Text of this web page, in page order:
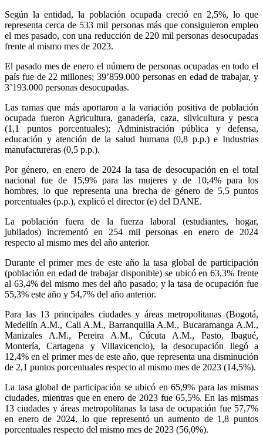
Según la entidad, la población ocupada creció en 2,5%, lo que
representa cerca de 533 mil personas más que consiguieron empleo
el mes pasado, con una reducción de 220 mil personas desocupadas
frente al mismo mes de 2023.
El pasado mes de enero el número de personas ocupadas en todo el
país fue de 22 millones; 39’859.000 personas en edad de trabajar, y
3’193.000 personas desocupadas.
Las ramas que más aportaron a la variación positiva de población
ocupada fueron Agricultura, ganadería, caza, silvicultura y pesca
(1,1 puntos porcentuales); Administración pública y defensa,
educación y atención de la salud humana (0,8 p.p.) e Industrias
manufactureras (0,5 p.p.).
Por género, en enero de 2024 la tasa de desocupación en el total
nacional fue de 15,9% para las mujeres y de 10,4% para los
hombres, lo que representa una brecha de género de 5,5 puntos
porcentuales (p.p.), explicó el director (e) del DANE.
La población fuera de la fuerza laboral (estudiantes, hogar,
jubilados) incrementó en 254 mil personas en enero de 2024
respecto al mismo mes del año anterior.
Durante el primer mes de este año la tasa global de participación
(población en edad de trabajar disponible) se ubicó en 63,3% frente
al 63,4% del mismo mes del año pasado; y la tasa de ocupación fue
55,3% este año y 54,7% del año anterior.
Para las 13 principales ciudades y áreas metropolitanas (Bogotá,
Medellín A.M., Cali A.M., Barranquilla A.M., Bucaramanga A.M.,
Manizales A.M., Pereira A.M., Cúcuta A.M., Pasto, Ibagué,
Montería, Cartagena y Villavicencio), la desocupación llegó a
12,4% en el primer mes de este año, que representa una disminución
de 2,1 puntos porcentuales respecto al mismo mes de 2023 (14,5%).
La tasa global de participación se ubicó en 65,9% para las mismas
ciudades, mientras que en enero de 2023 fue 65,5%. En las mismas
13 ciudades y áreas metropolitanas la tasa de ocupación fue 57,7%
en enero de 2024, lo que representó un aumento de 1,8 puntos
porcentuales respecto del mismo mes de 2023 (56,0%).